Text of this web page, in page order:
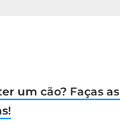
dre/
um cão? Faças